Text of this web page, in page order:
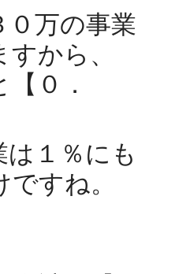
０万の事業
から、
０．
は１％にも
すね。